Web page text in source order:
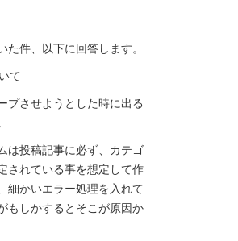
た件、以下に回答します。
て
プさせようとした時に出る
は投稿記事に必ず、カテゴ
されている事を想定して作
細かいエラー処理を入れて
もしかするとそこが原因か